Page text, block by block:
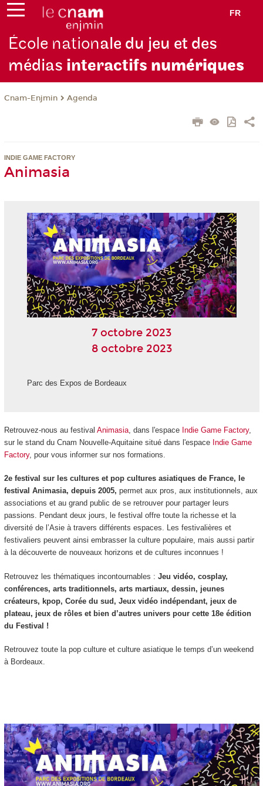
FR
École nationale du jeu et des
médias interactifs numériques
Cnam-Enjmin Agenda
INDIE GAME FACTORY
Animasia
7 octobre 2023
8 octobre 2023
Parc des Expos de Bordeaux
Retrouvez-nous au festival Animasia, dans l'espace Indie Game Factory,
sur le stand du Cnam Nouvelle-Aquitaine situé dans l'espace Indie Game
Factory, pour vous informer sur nos formations.
2e festival sur les cultures et pop cultures asiatiques de France, le
festival Animasia, depuis 2005, permet aux pros, aux institutionnels, aux
associations et au grand public de se retrouver pour partager leurs
passions. Pendant deux jours, le festival offre toute la richesse et la
diversité de l’Asie à travers différents espaces. Les festivalières et
festivaliers peuvent ainsi embrasser la culture populaire, mais aussi partir
à la découverte de nouveaux horizons et de cultures inconnues !
Retrouvez les thématiques incontournables : Jeu vidéo, cosplay,
conférences, arts traditionnels, arts martiaux, dessin, jeunes
créateurs, kpop, Corée du sud, Jeux vidéo indépendant, jeux de
plateau, jeux de rôles et bien d’autres univers pour cette 18e édition
du Festival !
Retrouvez toute la pop culture et culture asiatique le temps d’un weekend
à Bordeaux.